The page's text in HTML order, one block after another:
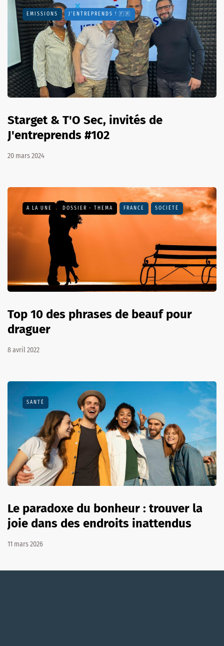
EMISSIONS J'ENTREPRENDS ! 🇫🇷
Starget & T'O Sec, invités de
J'entreprends #102
20 mars 2024
A LA UNE DOSSIER - THEMA FRANCE SOCIÉTÉ
Top 10 des phrases de beauf pour
draguer
8 avril 2022
SANTÉ
Le paradoxe du bonheur : trouver la
joie dans des endroits inattendus
11 mars 2026